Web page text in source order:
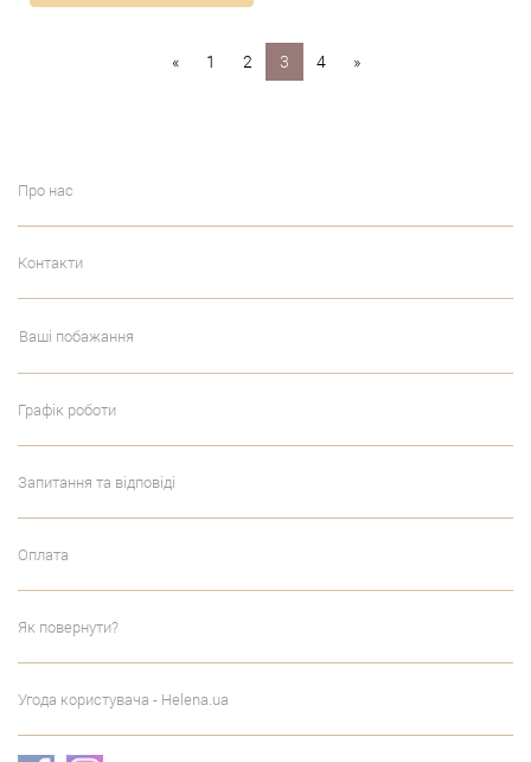
« 1 2 3 4 »
Про нас
Контакти
Ваші побажання
Графік роботи
Запитання та відповіді
Оплата
Як повернути?
Угода користувача - Helena.ua